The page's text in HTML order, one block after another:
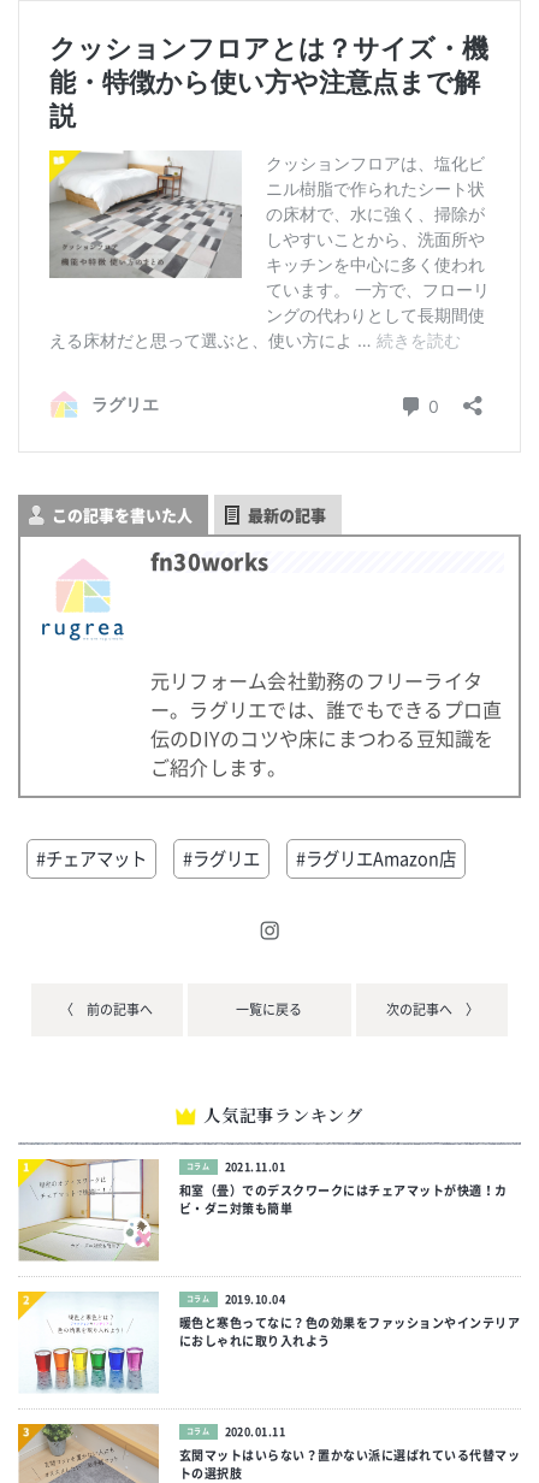
この記事を書いた人 最新の記事
fn30works
元リフォーム会社勤務のフリーライタ
ー。ラグリエでは、誰でもできるプロ直
伝のDIYのコツや床にまつわる豆知識を
ご紹介します。
#チェアマット #ラグリエ #ラグリエAmazon店
〈 前の記事へ 一覧に戻る 次の記事へ 〉
人気記事ランキング
コラム 2021.11.01
和室（畳）でのデスクワークにはチェアマットが快適！カ
ビ・ダニ対策も簡単
コラム 2019.10.04
暖色と寒色ってなに？色の効果をファッションやインテリア
におしゃれに取り入れよう
コラム 2020.01.11
玄関マットはいらない？置かない派に選ばれている代替マッ
トの選択肢